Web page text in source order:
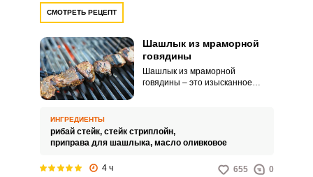
СМОТРЕТЬ РЕЦЕПТ
Шашлык из мраморной
говядины
Шашлык из мраморной
говядины – это изысканное
из лучшей части говяжьего мяса
не оставит вас равнодушным.
ИНГРЕДИЕНТЫ
рибай стейк, стейк стриплойн,
приправа для шашлыка, масло оливковое
4 ч 655 0